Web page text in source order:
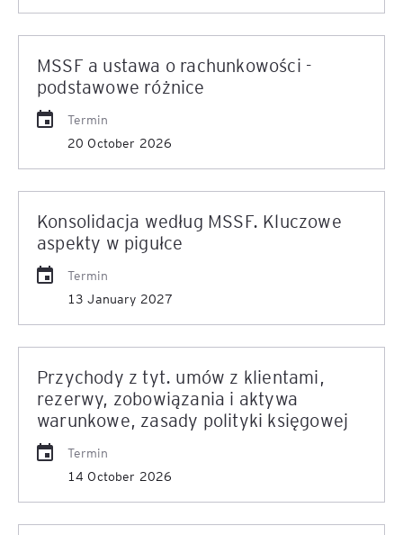
MSSF a ustawa o rachunkowości -
podstawowe różnice
Termin
20 October 2026
Konsolidacja według MSSF. Kluczowe
aspekty w pigułce
Termin
13 January 2027
Przychody z tyt. umów z klientami,
rezerwy, zobowiązania i aktywa
warunkowe, zasady polityki księgowej
Termin
14 October 2026